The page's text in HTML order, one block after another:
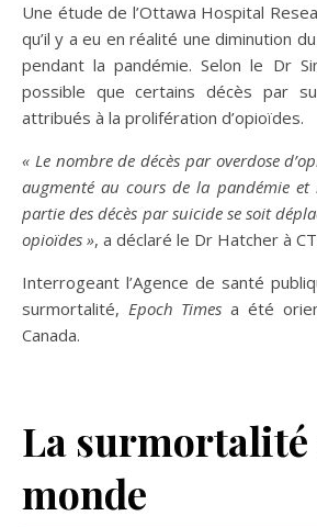
Une étude de l’Ottawa Hospital
qu’il y a eu en réalité une diminution
pendant la pandémie. Selon le Dr
possible que certains décès par
attribués à la prolifération d’opioïdes.
« Le nombre de décès par overdose
augmenté au cours de la pandémie et
partie des décès par suicide se soit
opioïdes », a déclaré le Dr Hatcher à
Interrogeant l’Agence de santé
surmortalité, Epoch Times a été
Canada.
La surmortalité
monde